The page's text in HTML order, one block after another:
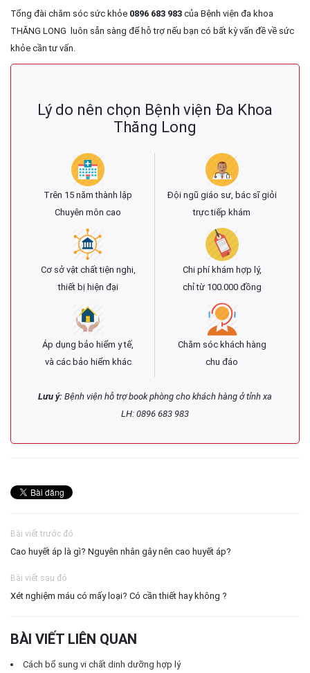
Tổng đài chăm sóc sức khỏe 0896 683 983 của Bệnh viện đa khoa
THĂNG LONG luôn sẵn sàng để hỗ trợ nếu bạn có bất kỳ vấn đề về sức
khỏe cần tư vấn.
Lý do nên chọn Bệnh viện Đa Khoa
Thăng Long
Trên 15 năm thành lập
Chuyên môn cao
Đội ngũ giáo sư, bác sĩ giỏi
trực tiếp khám
Cơ sở vật chất tiện nghi,
thiết bị hiện đại
Chi phí khám hợp lý,
chỉ từ 100.000 đồng
Áp dụng bảo hiểm y tế,
và các bảo hiểm khác
Chăm sóc khách hàng
chu đáo
Lưu ý: Bệnh viện hỗ trợ book phòng cho khách hàng ở tỉnh xa
LH: 0896 683 983
Bài viết trước đó
Cao huyết áp là gì? Nguyên nhân gây nên cao huyết áp?
Bài viết sau đó
Xét nghiệm máu có mấy loại? Có cần thiết hay không ?
BÀI VIẾT LIÊN QUAN
Cách bổ sung vi chất dinh dưỡng hợp lý